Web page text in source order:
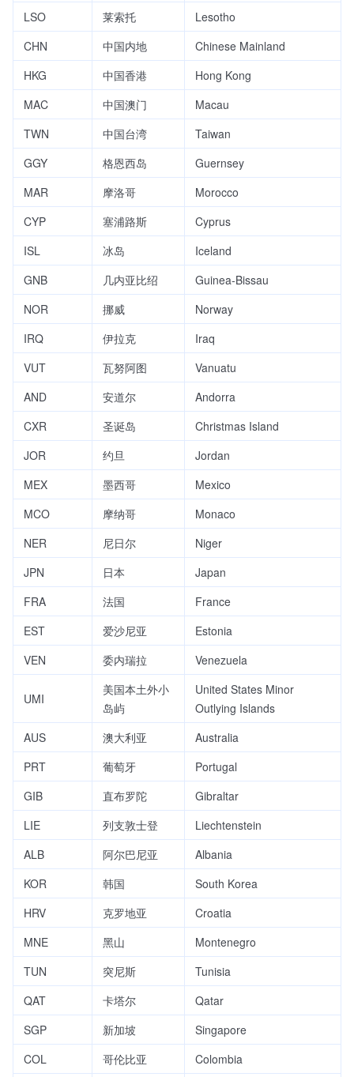
LSO
莱索托
Lesotho
CHN
中国内地
Chinese Mainland
HKG
中国香港
Hong Kong
MAC
中国澳门
Macau
TWN
中国台湾
Taiwan
GGY
格恩西岛
Guernsey
MAR
摩洛哥
Morocco
CYP
塞浦路斯
Cyprus
ISL
冰岛
Iceland
GNB
几内亚比绍
Guinea-Bissau
NOR
挪威
Norway
IRQ
伊拉克
Iraq
VUT
瓦努阿图
Vanuatu
AND
安道尔
Andorra
CXR
圣诞岛
Christmas Island
JOR
约旦
Jordan
MEX
墨西哥
Mexico
MCO
摩纳哥
Monaco
NER
尼日尔
Niger
JPN
日本
Japan
FRA
法国
France
EST
爱沙尼亚
Estonia
VEN
委内瑞拉 Venezuela
UMI
美国本土外小
岛屿
United States Minor
Outlying Islands
AUS
澳大利亚
Australia
PRT
葡萄牙
Portugal
GIB
直布罗陀
Gibraltar
LIE
列支敦士登
Liechtenstein
ALB
阿尔巴尼亚
Albania
KOR
韩国
South Korea
HRV
克罗地亚
Croatia
MNE
黑山
Montenegro
TUN
突尼斯
Tunisia
QAT
卡塔尔
Qatar
SGP
新加坡
Singapore
COL
哥伦比亚
Colombia